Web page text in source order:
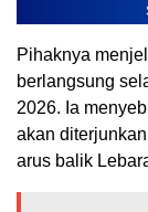
Pihaknya
berlangsung
2026. Ia
akan
arus balik